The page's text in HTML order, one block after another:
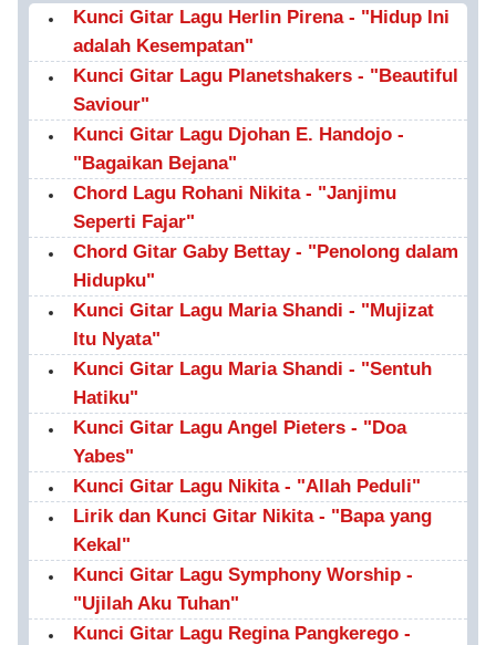
Kunci Gitar Lagu Herlin Pirena - "Hidup Ini
adalah Kesempatan"
Kunci Gitar Lagu Planetshakers - "Beautiful
Saviour"
Kunci Gitar Lagu Djohan E. Handojo -
"Bagaikan Bejana"
Chord Lagu Rohani Nikita - "Janjimu
Seperti Fajar"
Chord Gitar Gaby Bettay - "Penolong dalam
Hidupku"
Kunci Gitar Lagu Maria Shandi - "Mujizat
Itu Nyata"
Kunci Gitar Lagu Maria Shandi - "Sentuh
Hatiku"
Kunci Gitar Lagu Angel Pieters - "Doa
Yabes"
Kunci Gitar Lagu Nikita - "Allah Peduli"
Lirik dan Kunci Gitar Nikita - "Bapa yang
Kekal"
Kunci Gitar Lagu Symphony Worship -
"Ujilah Aku Tuhan"
Kunci Gitar Lagu Regina Pangkerego -